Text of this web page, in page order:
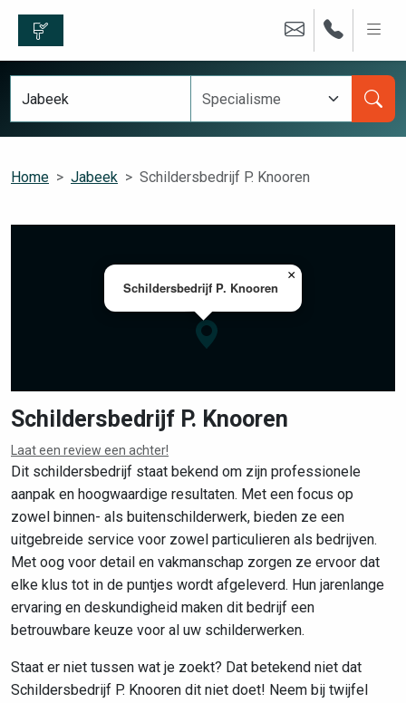
Home Jabeek Schildersbedrijf P. Knooren
Schildersbedrijf P. Knooren
×
Leaflet|©OpenStreetMapcontributors
Schildersbedrijf P. Knooren
Laat een review een achter!
Dit schildersbedrijf staat bekend om zijn professionele
aanpak en hoogwaardige resultaten. Met een focus op
zowel binnen- als buitenschilderwerk, bieden ze een
uitgebreide service voor zowel particulieren als bedrijven.
Met oog voor detail en vakmanschap zorgen ze ervoor dat
elke klus tot in de puntjes wordt afgeleverd. Hun jarenlange
ervaring en deskundigheid maken dit bedrijf een
betrouwbare keuze voor al uw schilderwerken.
Staat er niet tussen wat je zoekt? Dat betekend niet dat
Schildersbedrijf P. Knooren dit niet doet! Neem bij twijfel